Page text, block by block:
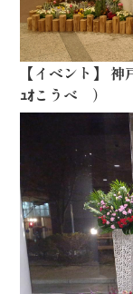
【イベント 】 神
ｭｵこうべ ）